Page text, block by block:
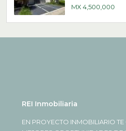
MX 4,500,000
REI Inmobiliaria
EN PROYECTO INMOBILIARIO